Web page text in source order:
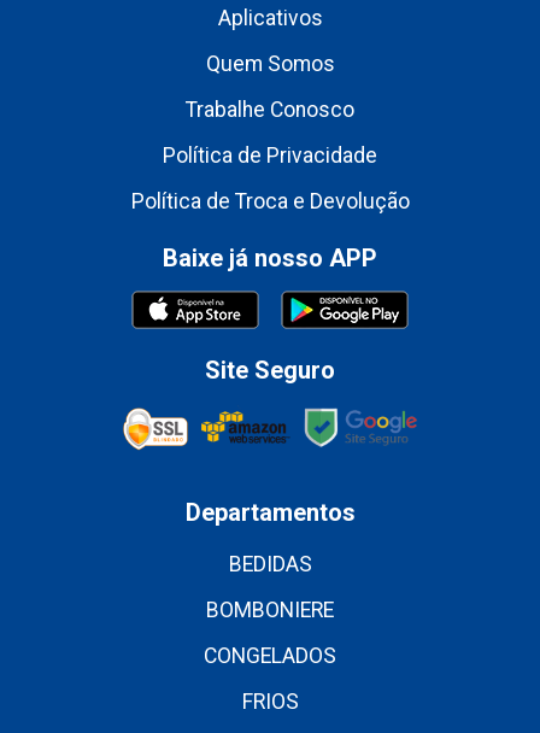
Aplicativos
Quem Somos
Trabalhe Conosco
Política de Privacidade
Política de Troca e Devolução
Baixe já nosso APP
Site Seguro
Departamentos
BEDIDAS
BOMBONIERE
CONGELADOS
FRIOS